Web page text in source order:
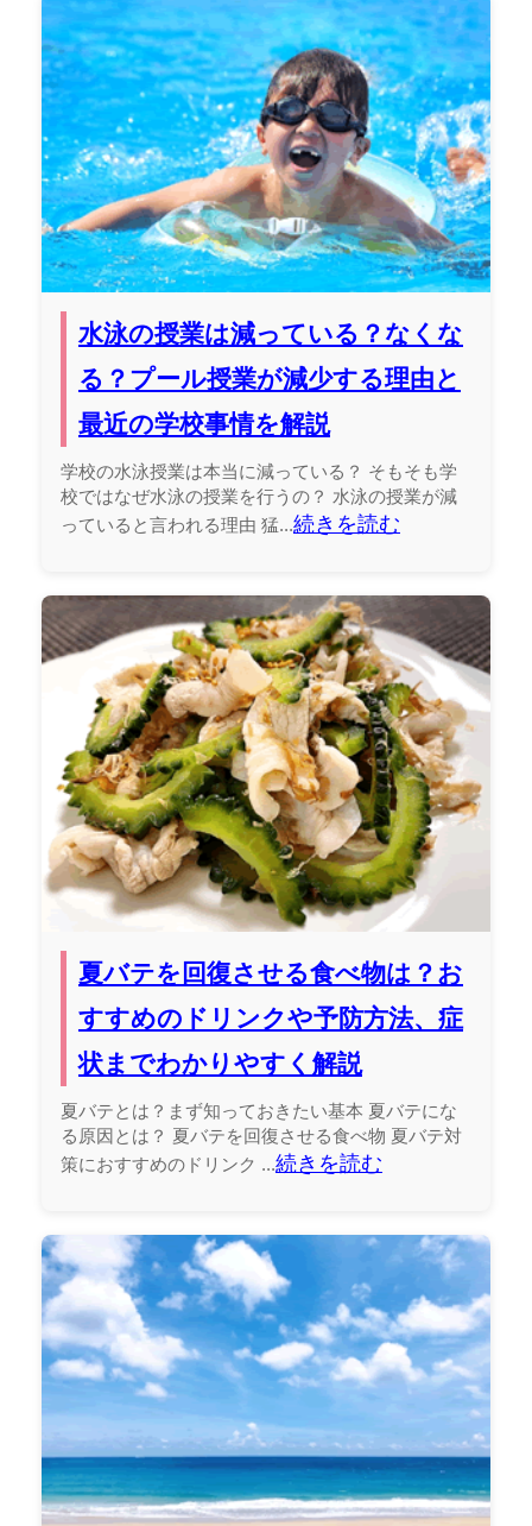
水泳の授業は減っている？なくな
る？プール授業が減少する理由と
最近の学校事情を解説
学校の水泳授業は本当に減っている？ そもそも学
校ではなぜ水泳の授業を行うの？ 水泳の授業が減
っていると言われる理由 猛...続きを読む
夏バテを回復させる食べ物は？お
すすめのドリンクや予防方法、症
状までわかりやすく解説
夏バテとは？まず知っておきたい基本 夏バテにな
る原因とは？ 夏バテを回復させる食べ物 夏バテ対
策におすすめのドリンク ...続きを読む